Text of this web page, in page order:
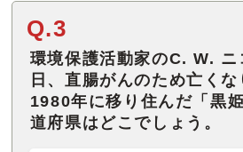
Q.3
環境保護活動家のC. W. ニ
日、直腸がんのため亡く
1980年に移り住んだ「黒
道府県はどこでしょう。